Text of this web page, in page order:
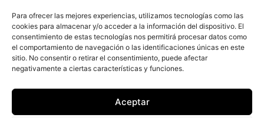
Para ofrecer las mejores experiencias, utilizamos tecnologías como las
cookies para almacenar y/o acceder a la información del dispositivo. El
consentimiento de estas tecnologías nos permitirá procesar datos como
el comportamiento de navegación o las identificaciones únicas en este
sitio. No consentir o retirar el consentimiento, puede afectar
negativamente a ciertas características y funciones.
Aceptar
Todos los derechos reservados.